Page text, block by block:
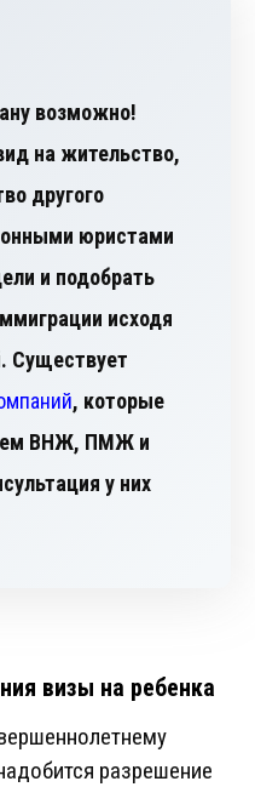
возможно!
на жительство,
другого
юристами
и подобрать
исходя
из ваших возможностей. Существует
, которые
ВНЖ, ПМЖ и
у них
визы на ребенка
разрешение